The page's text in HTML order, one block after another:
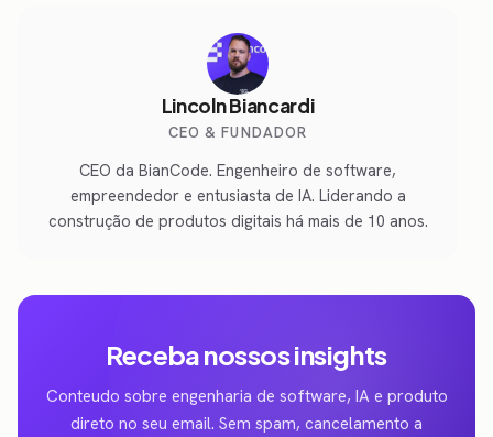
Lincoln Biancardi
CEO & FUNDADOR
CEO da BianCode. Engenheiro de software,
empreendedor e entusiasta de IA. Liderando a
construção de produtos digitais há mais de 10 anos.
Receba nossos insights
Conteudo sobre engenharia de software, IA e produto
direto no seu email. Sem spam, cancelamento a